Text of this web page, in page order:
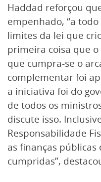
Haddad reforçou
empenhado, “a
limites da lei que
primeira coisa que
que cumpra-se o
complementar foi
a iniciativa foi do
de todos os
discute isso.
Responsabilidade
as finanças públicas
cumpridas”,